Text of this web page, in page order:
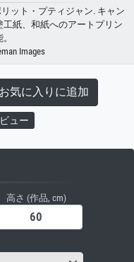
ット・プティジャン. キャン
紙、和紙へのアートプリン
Images
に入りに追加
ュー
高さ (作品, cm)